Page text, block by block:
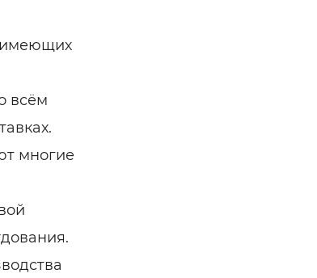
имеющих
всём
многие